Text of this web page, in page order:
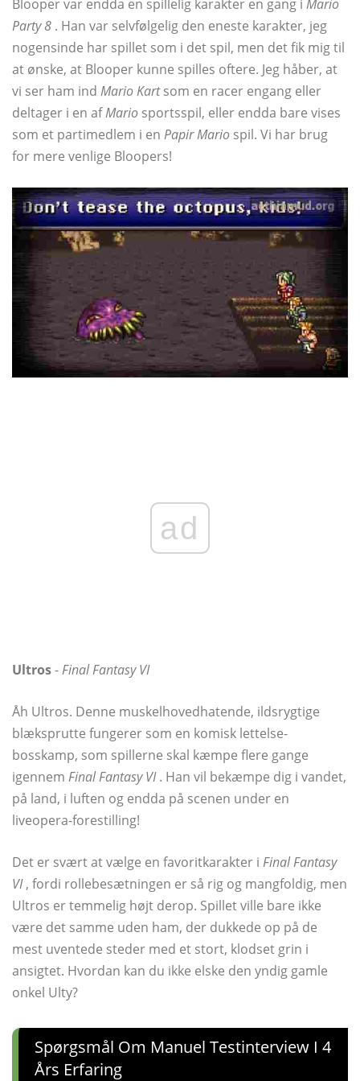
Blooper var endda en spillelig karakter en gang i Mario
Party 8 . Han var selvfølgelig den eneste karakter, jeg
nogensinde har spillet som i det spil, men det fik mig til
at ønske, at Blooper kunne spilles oftere. Jeg håber, at
vi ser ham ind Mario Kartsom en racer engang eller
deltager i en afMario sportsspil, eller endda bare vises
som et partimedlem i en Papir Mario spil. Vi har brug
for mere venlige Bloopers!
ad
Ultros-Final Fantasy VI
Åh Ultros. Denne muskelhovedhatende, ildsrygtige
blæksprutte fungerer som en komisk lettelse-
bosskamp, ​​som spillerne skal kæmpe flere gange
igennem Final Fantasy VI. Han vil bekæmpe dig i vandet,
på land, i luften og endda på scenen under en
liveopera-forestilling!
Det er svært at vælge en favoritkarakter i Final Fantasy
VI, fordi rollebesætningen er så rig og mangfoldig, men
Ultros er temmelig højt derop. Spillet ville bare ikke
være det samme uden ham, der dukkede op på de
mest uventede steder med et stort, klodset grin i
ansigtet. Hvordan kan du ikke elske den yndig gamle
onkel Ulty?
Spørgsmål Om Manuel Testinterview I 4
Års Erfaring